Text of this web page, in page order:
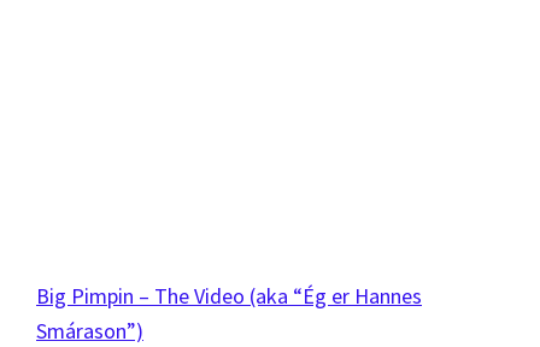
Big Pimpin – The Video (aka “Ég er Hannes
Smárason”)